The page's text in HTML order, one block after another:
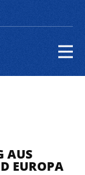
AUS
EUROPA